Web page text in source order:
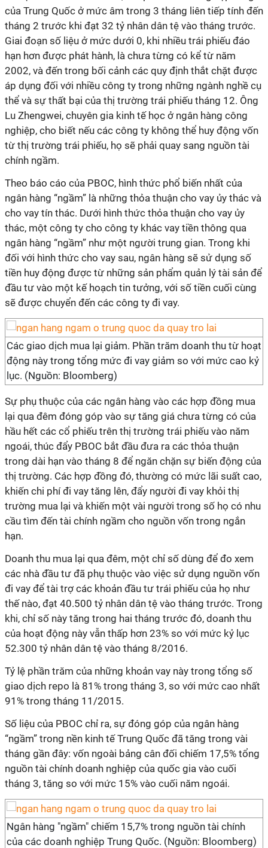
của Trung Quốc ở mức âm trong 3 tháng liên tiếp tính đến
tháng 2 trước khi đạt 32 tỷ nhân dân tệ vào tháng trước.
Giai đoạn số liệu ở mức dưới 0, khi nhiều trái phiếu đáo
hạn hơn được phát hành, là chưa từng có kể từ năm
2002, và đến trong bối cảnh các quy định thắt chặt được
áp dụng đối với nhiều công ty trong những ngành nghề cụ
thể và sự thất bại của thị trường trái phiếu tháng 12. Ông
Lu Zhengwei, chuyên gia kinh tế học ở ngân hàng công
nghiệp, cho biết nếu các công ty không thể huy động vốn
từ thị trường trái phiếu, họ sẽ phải quay sang nguồn tài
chính ngầm.
Theo báo cáo của PBOC, hình thức phổ biến nhất của
ngân hàng “ngầm” là những thỏa thuận cho vay ủy thác và
cho vay tín thác. Dưới hình thức thỏa thuận cho vay ủy
thác, một công ty cho công ty khác vay tiền thông qua
ngân hàng “ngầm” như một người trung gian. Trong khi
đối với hình thức cho vay sau, ngân hàng sẽ sử dụng số
tiền huy động được từ những sản phẩm quản lý tài sản để
đầu tư vào một kế hoạch tin tưởng, với số tiền cuối cùng
sẽ được chuyển đến các công ty đi vay.
Các giao dịch mua lại giảm. Phần trăm doanh thu từ hoạt
động này trong tổng mức đi vay giảm so với mức cao kỷ
lục. (Nguồn: Bloomberg)
Sự phụ thuộc của các ngân hàng vào các hợp đồng mua
lại qua đêm đóng góp vào sự tăng giá chưa từng có của
hầu hết các cổ phiếu trên thị trường trái phiếu vào năm
ngoái, thúc đẩy PBOC bắt đầu đưa ra các thỏa thuận
trong dài hạn vào tháng 8 để ngăn chặn sự biến động của
thị trường. Các hợp đồng đó, thường có mức lãi suất cao,
khiến chi phí đi vay tăng lên, đẩy người đi vay khỏi thị
trường mua lại và khiến một vài người trong số họ có nhu
cầu tìm đến tài chính ngầm cho nguồn vốn trong ngắn
hạn.
Doanh thu mua lại qua đêm, một chỉ số dùng để đo xem
các nhà đầu tư đã phụ thuộc vào việc sử dụng nguồn vốn
đi vay để tài trợ các khoản đầu tư trái phiếu của họ như
thế nào, đạt 40.500 tỷ nhân dân tệ vào tháng trước. Trong
khi, chỉ số này tăng trong hai tháng trước đó, doanh thu
của hoạt động này vẫn thấp hơn 23% so với mức kỷ lục
52.300 tỷ nhân dân tệ vào tháng 8/2016.
Tỷ lệ phần trăm của những khoản vay này trong tổng số
giao dịch repo là 81% trong tháng 3, so với mức cao nhất
91% trong tháng 11/2015.
Số liệu của PBOC chỉ ra, sự đóng góp của ngân hàng
“ngầm” trong nền kinh tế Trung Quốc đã tăng trong vài
tháng gần đây: vốn ngoài bảng cân đối chiếm 17,5% tổng
nguồn tài chính doanh nghiệp của quốc gia vào cuối
tháng 3, tăng so với mức 15% vào cuối năm ngoái.
Ngân hàng "ngầm" chiếm 15,7% trong nguồn tài chính
của các doanh nghiệp Trung Quốc. (Nguồn: Bloomberg)